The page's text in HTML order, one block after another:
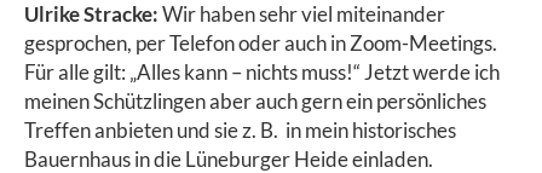
Ulrike Stracke:Wir haben sehr viel miteinander
gesprochen, per Telefon oder auch in Zoom-Meetings.
Für alle gilt: „Alles kann – nichts muss!“ Jetzt werde ich
meinen Schützlingen aber auch gern ein persönliches
Treffen anbieten und sie z. B. in mein historisches
Bauernhaus in die Lüneburger Heide einladen.